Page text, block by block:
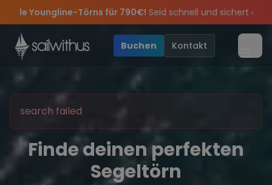
Skip to content
790€!Seid schnell und sichert euch die letzten Plätze. •
Sichere Dir jetztDein Meilenbuch und Deine sailwithus-
mehr Sowie20€ Rabatt auf deinen ersten Törn! •
die Törns, die Crew und die besten Geschichten des
Buchen
Kontakt
search failed
Finde deinen perfekten
Segeltörn